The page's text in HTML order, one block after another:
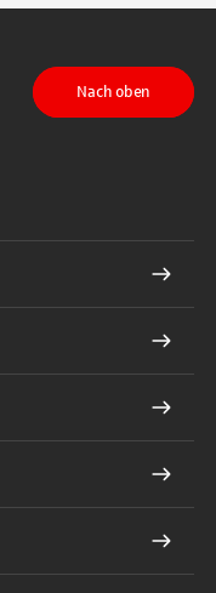
LinkedIn
Nach oben